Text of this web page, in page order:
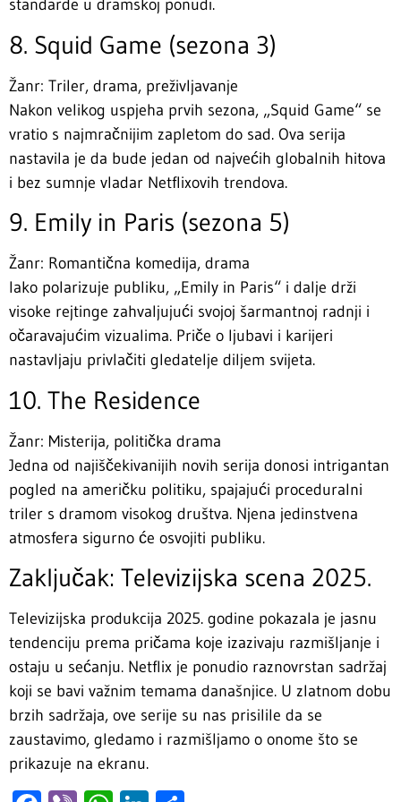
standarde u dramskoj ponudi.
8. Squid Game (sezona 3)
Žanr: Triler, drama, preživljavanje
Nakon velikog uspjeha prvih sezona, „Squid Game“ se
vratio s najmračnijim zapletom do sad. Ova serija
nastavila je da bude jedan od najvećih globalnih hitova
i bez sumnje vladar Netflixovih trendova.
9. Emily in Paris (sezona 5)
Žanr: Romantična komedija, drama
Iako polarizuje publiku, „Emily in Paris“ i dalje drži
visoke rejtinge zahvaljujući svojoj šarmantnoj radnji i
očaravajućim vizualima. Priče o ljubavi i karijeri
nastavljaju privlačiti gledatelje diljem svijeta.
10. The Residence
Žanr: Misterija, politička drama
Jedna od najiščekivanijih novih serija donosi intrigantan
pogled na američku politiku, spajajući proceduralni
triler s dramom visokog društva. Njena jedinstvena
atmosfera sigurno će osvojiti publiku.
Zaključak: Televizijska scena 2025.
Televizijska produkcija 2025. godine pokazala je jasnu
tendenciju prema pričama koje izazivaju razmišljanje i
ostaju u sećanju. Netflix je ponudio raznovrstan sadržaj
koji se bavi važnim temama današnjice. U zlatnom dobu
brzih sadržaja, ove serije su nas prisilile da se
zaustavimo, gledamo i razmišljamo o onome što se
prikazuje na ekranu.